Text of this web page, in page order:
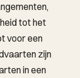
tot het
voor een
zijn
in een